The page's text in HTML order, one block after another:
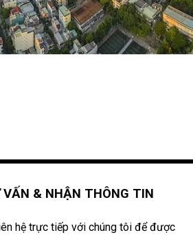
& NHẬN THÔNG TIN
hệ trực tiếp với chúng tôi để được